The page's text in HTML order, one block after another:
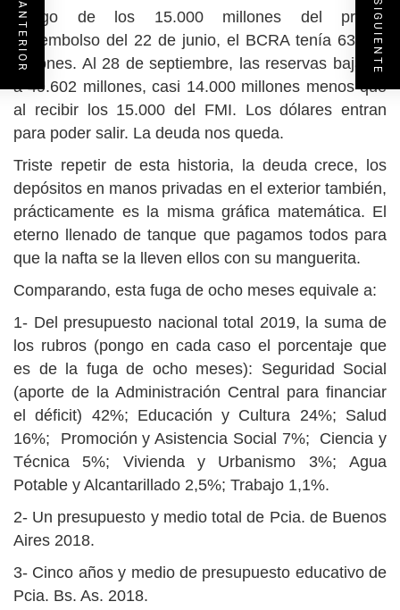
Luego de los 15.000 millones del primer
desembolso del 22 de junio, el BCRA tenía 63.270
millones. Al 28 de septiembre, las reservas bajaron
a 49.602 millones, casi 14.000 millones menos que
al recibir los 15.000 del FMI. Los dólares entran
para poder salir. La deuda nos queda.
Triste repetir de esta historia, la deuda crece, los
depósitos en manos privadas en el exterior también,
prácticamente es la misma gráfica matemática. El
eterno llenado de tanque que pagamos todos para
que la nafta se la lleven ellos con su manguerita.
Comparando, esta fuga de ocho meses equivale a:
1- Del presupuesto nacional total 2019, la suma de
los rubros (pongo en cada caso el porcentaje que
es de la fuga de ocho meses): Seguridad Social
(aporte de la Administración Central para financiar
el déficit) 42%; Educación y Cultura 24%; Salud
16%; Promoción y Asistencia Social 7%; Ciencia y
Técnica 5%; Vivienda y Urbanismo 3%; Agua
Potable y Alcantarillado 2,5%; Trabajo 1,1%.
2- Un presupuesto y medio total de Pcia. de Buenos
Aires 2018.
3- Cinco años y medio de presupuesto educativo de
Pcia. Bs. As. 2018.